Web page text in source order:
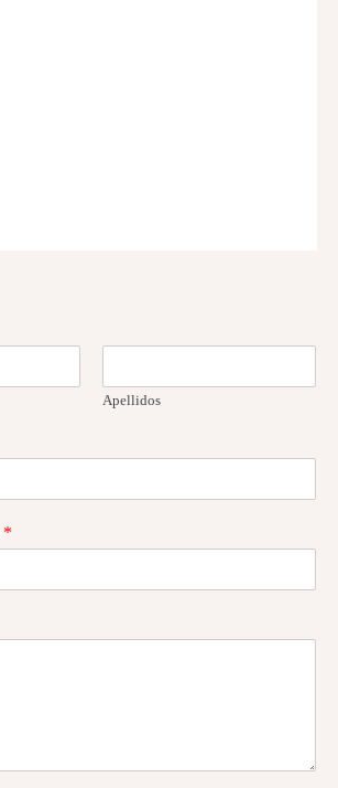
Apellidos
*